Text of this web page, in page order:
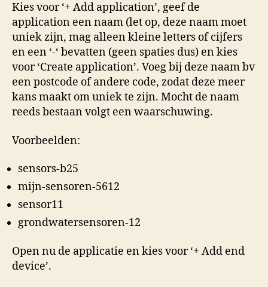
Kies voor ‘+ Add application’, geef de
application een naam (let op, deze naam moet
uniek zijn, mag alleen kleine letters of cijfers
en een ‘-‘ bevatten (geen spaties dus) en kies
voor ‘Create application’. Voeg bij deze naam bv
een postcode of andere code, zodat deze meer
kans maakt om uniek te zijn. Mocht de naam
reeds bestaan volgt een waarschuwing.
Voorbeelden:
sensors-b25
mijn-sensoren-5612
sensor11
grondwatersensoren-12
Open nu de applicatie en kies voor ‘+ Add end
device’.